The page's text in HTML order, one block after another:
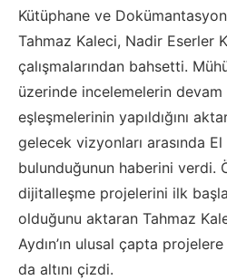
Kütüphane ve
Tahmaz Kaleci, Nadir Eserler
çalışmalarından bahsetti.
üzerinde incelemelerin
eşleşmelerinin yapıldığını
gelecek vizyonları arasında El
bulunduğunun haberini verdi.
dijitalleşme projelerini ilk
olduğunu aktaran Tahmaz
Aydın’ın ulusal çapta projelere
da altını çizdi.